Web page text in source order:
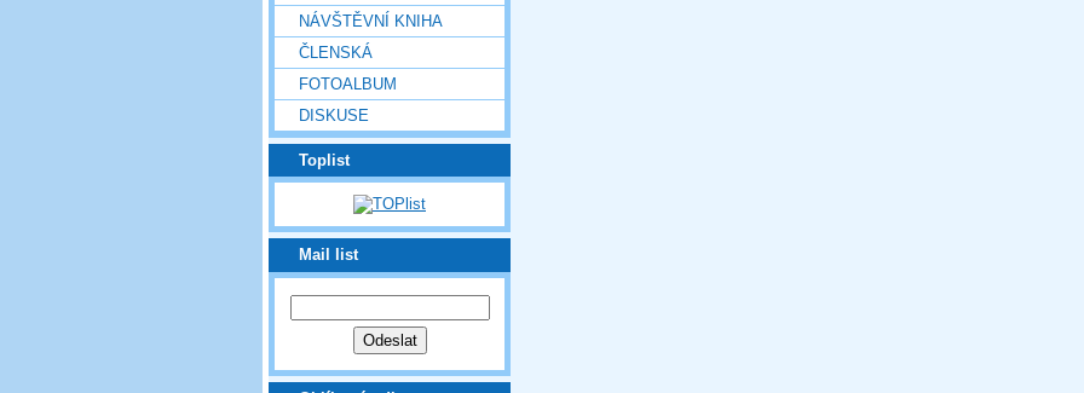
NÁVŠTĚVNÍ KNIHA
ČLENSKÁ
FOTOALBUM
DISKUSE
Toplist
Mail list